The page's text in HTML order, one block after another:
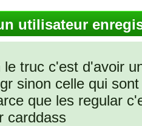
utilisateur
le truc c'est d'avoir
sinon celle qui
que les regular
carddass